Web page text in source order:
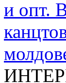
и опт.